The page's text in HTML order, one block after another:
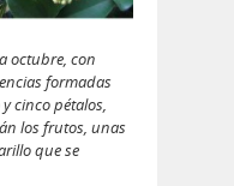
octubre, con
formadas
cinco pétalos,
los frutos, unas
que se